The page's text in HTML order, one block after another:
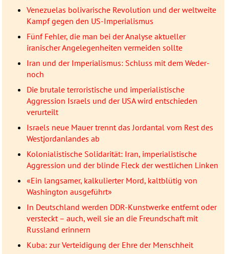
Venezuelas bolivarische Revolution und der weltweite
Kampf gegen den US-Imperialismus
Fünf Fehler, die man bei der Analyse aktueller
iranischer Angelegenheiten vermeiden sollte
Iran und der Imperialismus: Schluss mit dem Weder-
noch
Die brutale terroristische und imperialistische
Aggression Israels und der USA wird entschieden
verurteilt
Israels neue Mauer trennt das Jordantal vom Rest des
Westjordanlandes ab
Kolonialistische Solidarität: Iran, imperialistische
Aggression und der blinde Fleck der westlichen Linken
«Ein langsamer, kalkulierter Mord, kaltblütig von
Washington ausgeführt»
In Deutschland werden DDR-Kunstwerke entfernt oder
versteckt – auch, weil sie an die Freundschaft mit
Russland erinnern
Kuba: zur Verteidigung der Ehre der Menschheit